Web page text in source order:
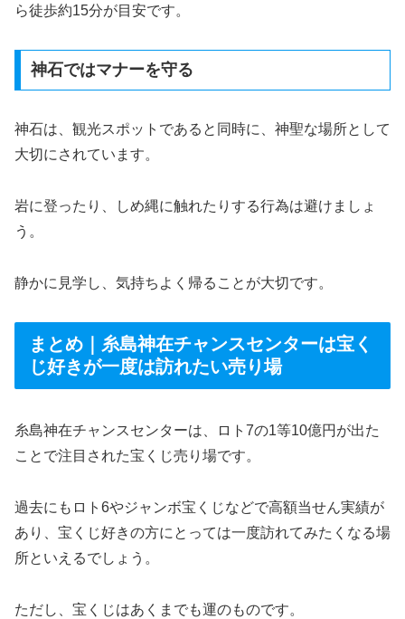
ら徒歩約15分が目安です。
神石ではマナーを守る
神石は、観光スポットであると同時に、神聖な場所として
大切にされています。
岩に登ったり、しめ縄に触れたりする行為は避けましょ
う。
静かに見学し、気持ちよく帰ることが大切です。
まとめ｜糸島神在チャンスセンターは宝く
じ好きが一度は訪れたい売り場
糸島神在チャンスセンターは、ロト7の1等10億円が出た
ことで注目された宝くじ売り場です。
過去にもロト6やジャンボ宝くじなどで高額当せん実績が
あり、宝くじ好きの方にとっては一度訪れてみたくなる場
所といえるでしょう。
ただし、宝くじはあくまでも運のものです。